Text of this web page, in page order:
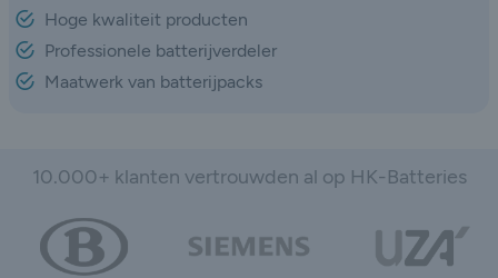
Hoge kwaliteit producten
Professionele batterijverdeler
Maatwerk van batterijpacks
10.000+ klanten vertrouwden al op HK-Batteries